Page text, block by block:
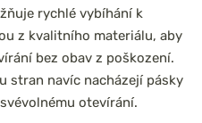
rychlé vybíhání k
z kvalitního materiálu, aby
bez obav z poškození.
stran navíc nacházejí pásky
otevírání.